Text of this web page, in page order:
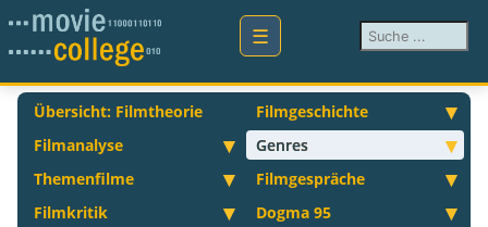
Suchen ...
Übersicht: Filmtheorie
Filmgeschichte
Filmanalyse
Genres
Themenfilme
Filmgespräche
Filmkritik
Dogma 95